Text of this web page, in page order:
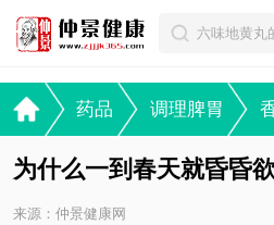
药品 调理脾胃
为什么一到春天就昏昏
来源：仲景健康网